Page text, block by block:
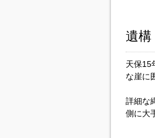
遺構
天保15
な崖に
詳細な
側に大